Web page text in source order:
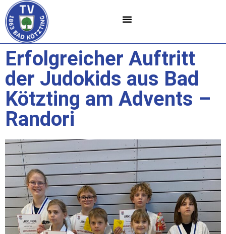
Erfolgreicher Auftritt
der Judokids aus Bad
Kötzting am Advents –
Randori